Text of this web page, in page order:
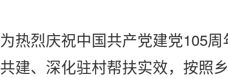
为热烈庆祝中国共产党建党105
共建、深化驻村帮扶实效，按照